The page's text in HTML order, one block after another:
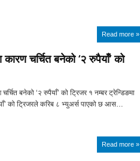
Read more »
कारण चर्चित बनेको ‘२ रुपैयाँ’ को
बनेको ‘२ रुपैयाँ’ को ट्रिजर १ नम्बर ट्रेन्डिङमा
को ट्रिजरले करिब ८ भ्युअर्स पाएको छ आस…
Read more »